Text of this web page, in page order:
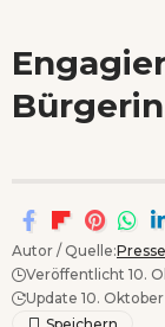
Autor / Quelle:
Veröffentlicht 10.
Update 10.